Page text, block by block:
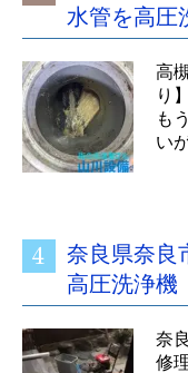
水管を高圧
高
り
も
い
奈良県奈良
高圧洗浄機
奈
修